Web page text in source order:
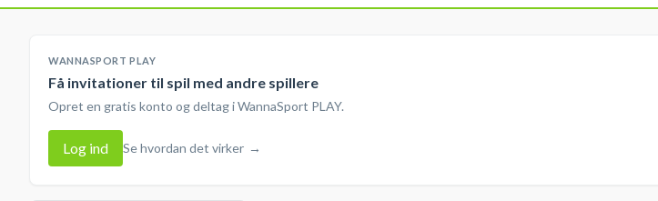
WANNASPORT PLAY
Få invitationer til spil med andre spillere
Opret en gratis konto og deltag i WannaSport PLAY.
Log ind Se hvordan det virker →